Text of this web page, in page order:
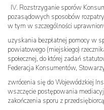
IV. Rozstrzyganie sporów
pozasądowych sposobów
w tym w szczególności
uzyskania bezpłatnej pomocy w
powiatowego (miejskiego)
społecznej, do której zadań
Federacja Konsumentów,
zwrócenia się do Wojewódzkiej
wszczęcie postępowania
zakończenia sporu z przedsiębiorcą